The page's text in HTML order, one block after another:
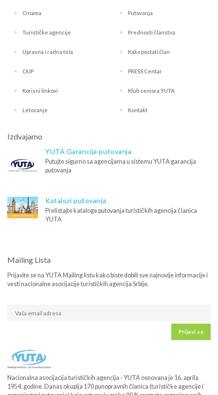
O nama Putovanja
Turističke agencije Prednosti članstva
Upravna i radna tela Kako postati član
OUP PRESS Centar
Korisni linkovi Klub seniora YUTA
Letovanje Kontakt
Izdvajamo
YUTA Garancija putovanja
Putujte sigurno sa agencijama u sistemu YUTA garancija
putovanja
Katalozi putovanja
Prelistajte kataloge putovanja turističkih agencija članica
YUTA
Mailing Lista
Prijavite se na YUTA Mailing listu kako biste dobili sve najnovije informacije i
vesti nacionalne asocijacije turističkih agencija Srbije.
Prijavi se
Nacionalna asocijacija turističkih agencija - YUTA osnovana je 16. aprila
1954. godine. Danas okuplja 170 punopravnih članica (turističke agencije i